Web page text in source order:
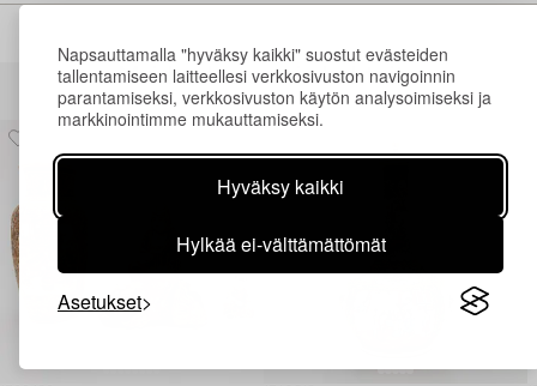
Napsauttamalla "hyväksy kaikki" suostut evästeiden
tallentamiseen laitteellesi verkkosivuston navigoinnin
parantamiseksi, verkkosivuston käytön analysoimiseksi ja
markkinointimme mukauttamiseksi.
Hyväksy kaikki
Hylkää ei-välttämättömät
Asetukset
Muiden katsomia kohteita